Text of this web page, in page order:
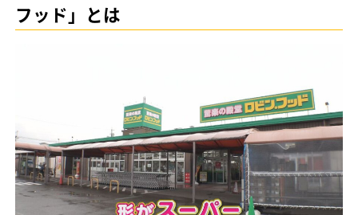
フッド」とは